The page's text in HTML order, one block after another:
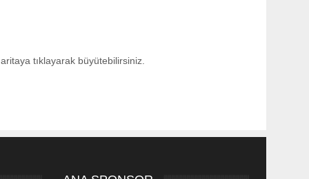
tıklayarak büyütebilirsiniz.